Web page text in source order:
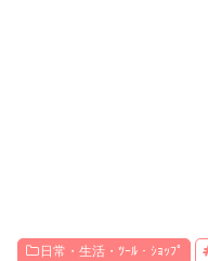
日常・生活・ﾂｰﾙ・ｼｮｯﾌﾟ